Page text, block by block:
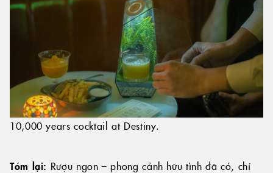
10,000 years cocktail at Destiny.
Tóm lại: Rượu ngon – phong cảnh hữu tình đã có, chỉ